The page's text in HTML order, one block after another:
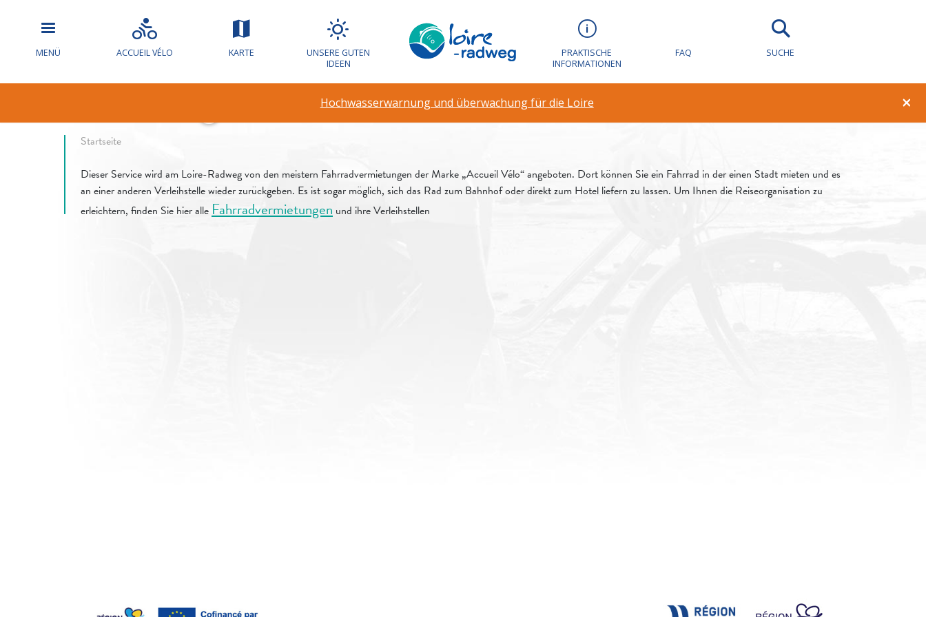
MENÜ ACCUEIL VÉLO KARTE
UNSERE GUTEN
IDEEN
PRAKTISCHE
INFORMATIONEN
FAQ SUCHE
×
Hochwasserwarnung und überwachung für die Loire
Kann ich ein Fahrrad in einer Stadt
mieten und es in einer anderen
zurückgeben?
Startseite
Dieser Service wird am Loire-Radweg von den meistern Fahrradvermietungen der Marke „Accueil Vélo“ angeboten. Dort können Sie ein Fahrrad in der einen Stadt mieten und es
an einer anderen Verleihstelle wieder zurückgeben. Es ist sogar möglich, sich das Rad zum Bahnhof oder direkt zum Hotel liefern zu lassen. Um Ihnen die Reiseorganisation zu
erleichtern, finden Sie hier alle Fahrradvermietungen und ihre Verleihstellen